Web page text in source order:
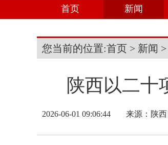
首页 新闻
您当前的位置:首页 > 新闻 >
陕西以二十
2026-06-01 09:06:44 来源： 陕